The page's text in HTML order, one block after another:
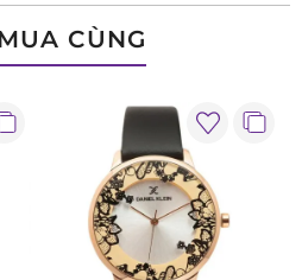
CÙNG